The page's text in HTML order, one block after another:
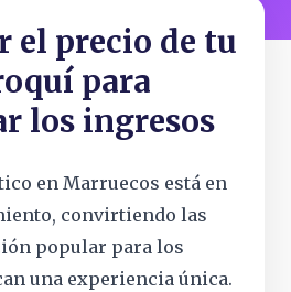
el precio de tu
para
los ingresos
en Marruecos está en
convirtiendo las
popular para los
una experiencia única.